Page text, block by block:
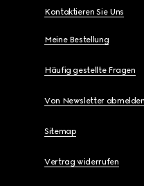
Kontaktieren Sie Uns
Meine Bestellung
Häufig gestellte Fragen
Von Newsletter abmelden
Sitemap
Vertrag widerrufen